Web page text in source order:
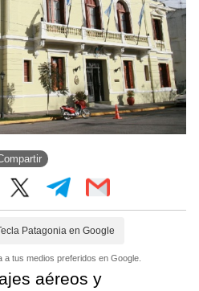
Patagonia en Google
a tus medios preferidos en Google.
aéreos y